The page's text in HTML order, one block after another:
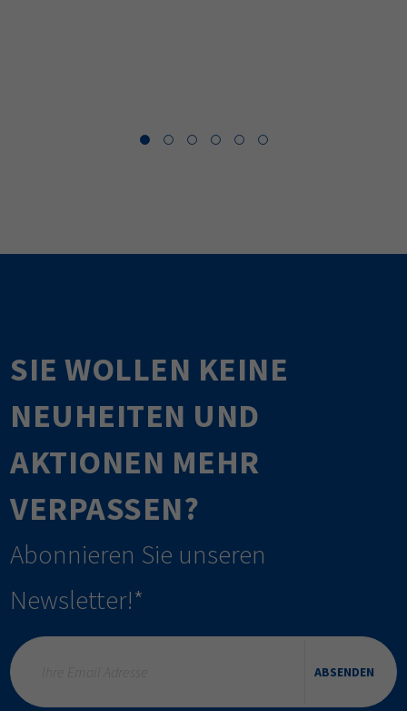
SIE WOLLEN KEINE
NEUHEITEN UND
AKTIONEN MEHR
VERPASSEN?
Abonnieren Sie unseren
Newsletter!*
ABSENDEN